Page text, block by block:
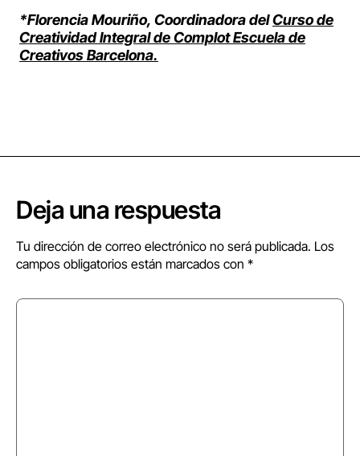
*Florencia Mouriño, Coordinadora delCurso de
Creatividad Integral de Complot Escuela de
Creativos Barcelona.
Deja una respuesta
Tu dirección de correo electrónico no será publicada. Los
campos obligatorios están marcados con *